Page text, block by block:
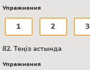
Упражнения
1 2 3
82. Теңіз астында
Упражнения